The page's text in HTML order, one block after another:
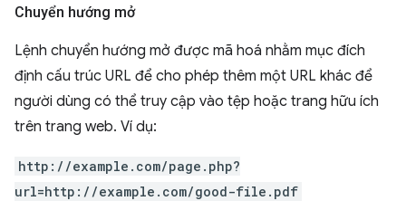
Chuyển hướng mở
Lệnh chuyển hướng mở được mã hoá nhằm mục đích
định cấu trúc URL để cho phép thêm một URL khác để
người dùng có thể truy cập vào tệp hoặc trang hữu ích
trên trang web. Ví dụ:
http://example.com/page.php?
url=http://example.com/good-file.pdf